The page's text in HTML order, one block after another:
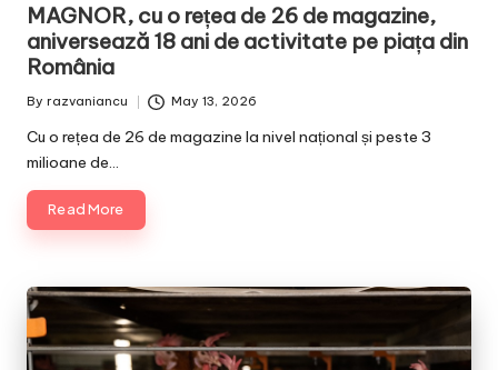
MAGNOR, cu o rețea de 26 de magazine,
aniversează 18 ani de activitate pe piața din
România
Posted
By razvaniancu May 13, 2026
Cu o rețea de 26 de magazine la nivel național și peste 3
milioane de…
Read More